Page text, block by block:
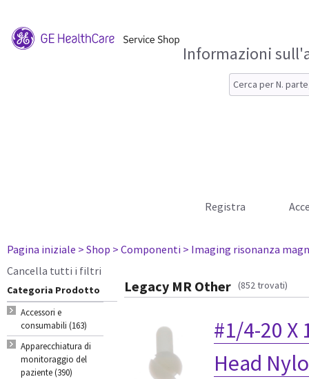
Informazioni
Registra
Pagina iniziale > Shop > Componenti > Imaging risonanza
Cancella tutti i filtri
Categoria Prodotto
Accessori e
consumabili (163)
Apparecchiatura di
monitoraggio del
paziente (390)
Legacy MR Other (852 trovati)
#1/4-20 X
Head